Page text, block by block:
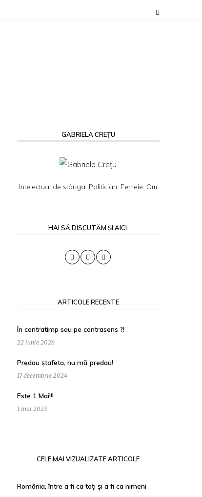
GABRIELA CREȚU
Intelectual de stânga. Politician. Femeie. Om
HAI SĂ DISCUTĂM ȘI AICI:
ARTICOLE RECENTE
În contratimp sau pe contrasens ?!
22 iunie 2026
Predau ștafeta, nu mă predau!
17 decembrie 2024
Este 1 Mai!!!
1 mai 2023
CELE MAI VIZUALIZATE ARTICOLE
România, între a fi ca toți și a fi ca nimeni